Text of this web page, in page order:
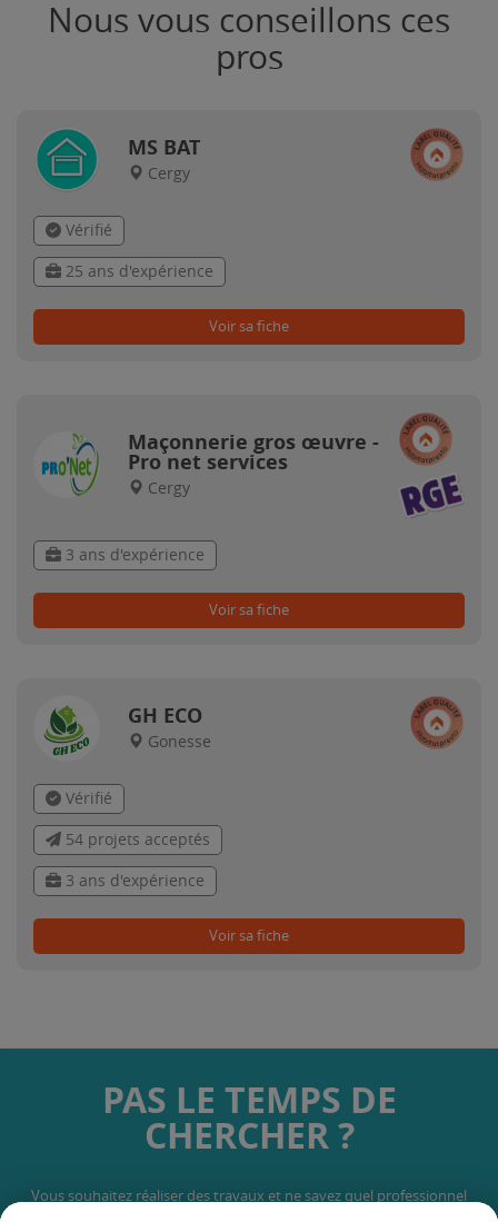
Nous vous conseillons ces
pros
MS BAT
Cergy
Vérifié
25 ans d'expérience
Voir sa fiche
Maçonnerie gros œuvre -
Pro net services
Cergy
3 ans d'expérience
Voir sa fiche
GH ECO
Gonesse
Vérifié
54 projets acceptés
3 ans d'expérience
Voir sa fiche
PAS LE TEMPS DE
CHERCHER ?
Vous souhaitez réaliser des travaux et ne savez quel professionnel